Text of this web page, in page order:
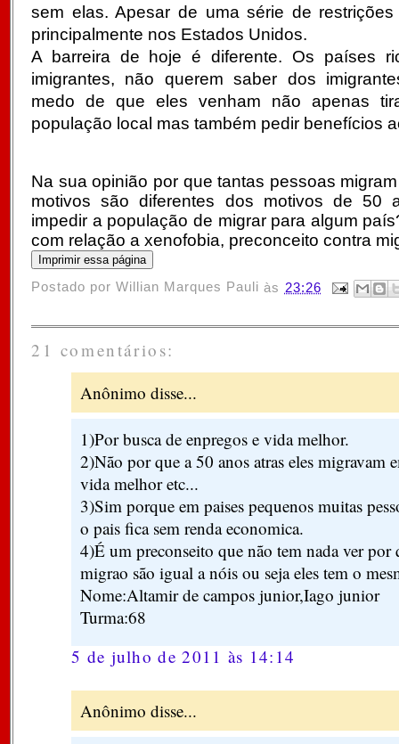
sem elas. Apesar de uma série de
principalmente nos Estados Unidos.
A barreira de hoje é diferente. Os países
imigrantes, não querem saber dos
medo de que eles venham não apenas
população local mas também pedir benefícios
Na sua opinião por que tantas pessoas
motivos são diferentes dos motivos de 50
impedir a população de migrar para algum
com relação a xenofobia, preconceito contra
Postado porWillian Marques Pauli às 23:26
21 comentários:
Anônimo disse...
1)Por busca de enpregos e vida melhor.
2)Não por que a 50 anos atras eles migravam
vida melhor etc...
3)Sim porque em paises pequenos muitas
o pais fica sem renda economica.
4)É um preconseito que não tem nada ver por
migrao são igual a nóis ou seja eles tem o
Nome:Altamir de campos junior,Iago junior
Turma:68
5 de julho de 2011 às 14:14
Anônimo disse...